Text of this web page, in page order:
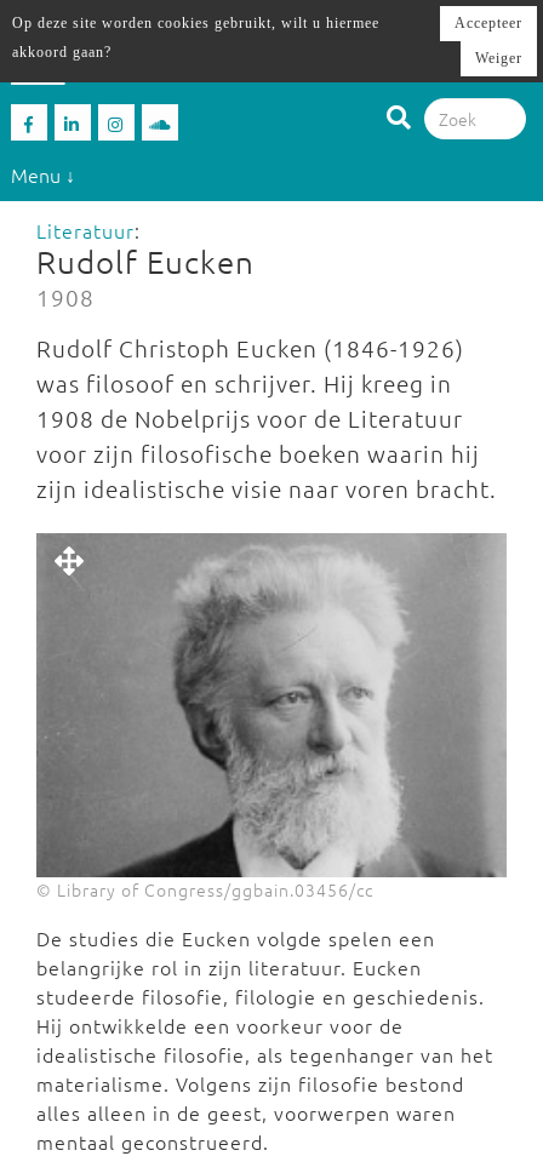
Menu ↓
Literatuur:
Rudolf Eucken
1908
Rudolf Christoph Eucken (1846-1926)
was filosoof en schrijver. Hij kreeg in
1908 de Nobelprijs voor de Literatuur
voor zijn filosofische boeken waarin hij
zijn idealistische visie naar voren bracht.
© Library of Congress/ggbain.03456/cc
De studies die Eucken volgde spelen een
belangrijke rol in zijn literatuur. Eucken
studeerde filosofie, filologie en geschiedenis.
Hij ontwikkelde een voorkeur voor de
idealistische filosofie, als tegenhanger van het
materialisme. Volgens zijn filosofie bestond
alles alleen in de geest, voorwerpen waren
mentaal geconstrueerd.
Op deze site worden cookies gebruikt, wilt u hiermee
akkoord gaan?
Accepteer
Weiger